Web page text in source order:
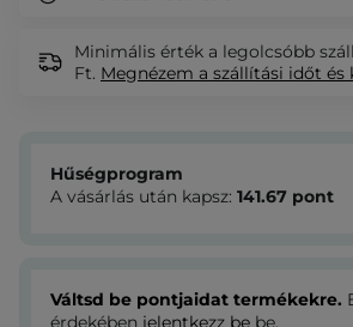
Minimális érték a legolcsóbb
Ft. Megnézem a szállítási időt és
Hűségprogram
A vásárlás után kapsz: 141.67 pont
Váltsd be pontjaidat termékekre.